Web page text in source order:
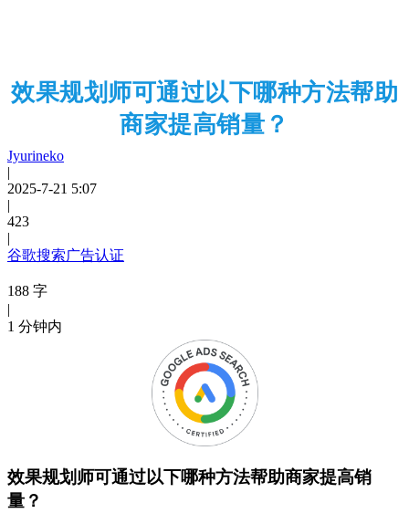
效果规划师可通过以下哪种方法帮助
商家提高销量？
Jyurineko
|
2025-7-21 5:07
|
423
|
谷歌搜索广告认证
188 字
|
1 分钟内
效果规划师可通过以下哪种方法帮助商家提高销
量？